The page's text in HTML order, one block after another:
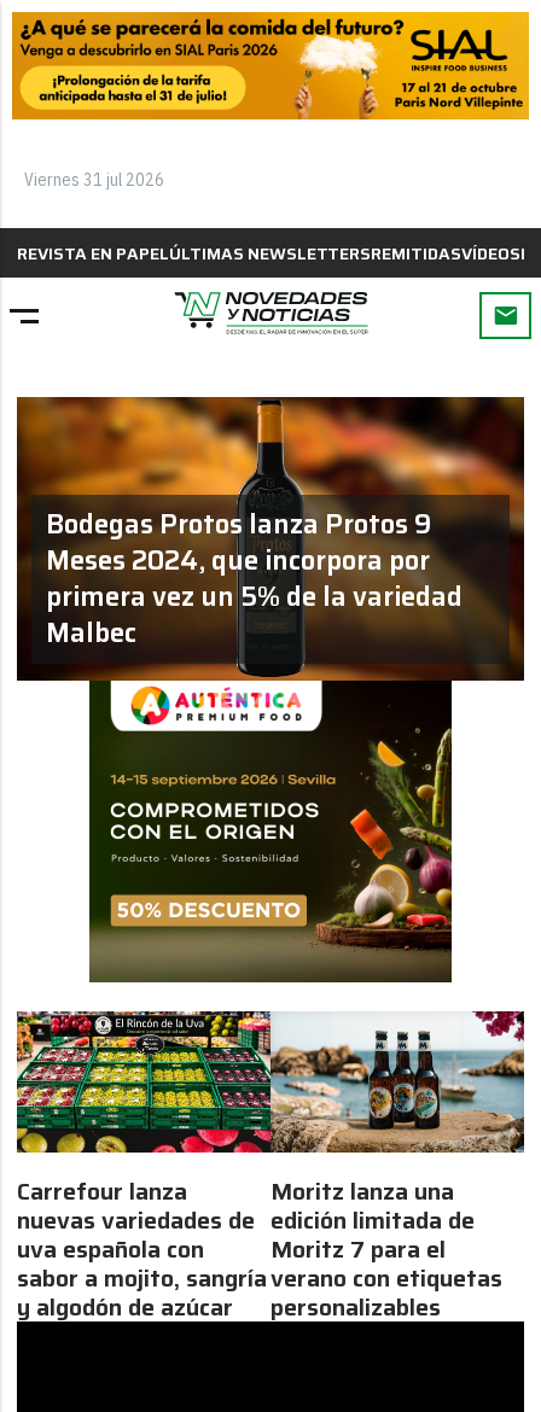
Viernes 31 jul 2026
REVISTA EN PAPELÚLTIMAS NEWSLETTERSREMITIDASVÍDEOS
Bodegas Protos lanza Protos 9
Meses 2024, que incorpora por
primera vez un 5% de la variedad
Malbec
Carrefour lanza
nuevas variedades de
uva española con
sabor a mojito, sangría
y algodón de azúcar
Moritz lanza una
edición limitada de
Moritz 7 para el
verano con etiquetas
personalizables